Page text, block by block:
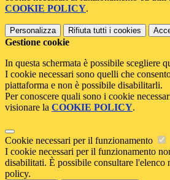
COOKIE POLICY.
Personalizza Rifiuta tutti i cookies
Gestione cookie
In questa schermata è possibile scegliere
I cookie necessari sono quelli che
piattaforma e non è possibile disabilitarli.
Per conoscere quali sono i cookie
visionare la COOKIE POLICY.
Cookie necessari per il funzionamento
I cookie necessari per il funzionamento
disabilitati. È possibile consultare l'elenco
policy.